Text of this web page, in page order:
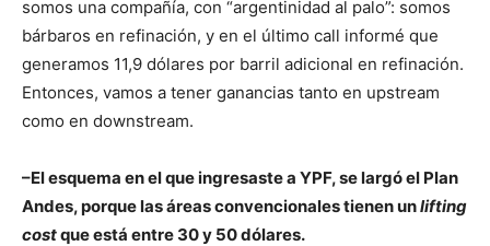
somos una compañía, con “argentinidad al palo”: somos
bárbaros en refinación, y en el último call informé que
generamos 11,9 dólares por barril adicional en refinación.
Entonces, vamos a tener ganancias tanto en upstream
como en downstream.
–El esquema en el que ingresaste a YPF, se largó el Plan
Andes, porque las áreas convencionales tienen unlifting
costque está entre 30 y 50 dólares.